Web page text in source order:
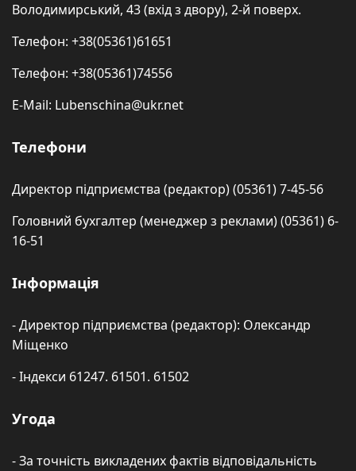
Володимирський, 43 (вхід з двору), 2-й поверх.
Телефон: +38(05361)61651
Телефон: +38(05361)74556
E-Mail: Lubenschina@ukr.net
Телефони
Директор підприємства (редактор) (05361) 7-45-56
Головний бухгалтер (менеджер з реклами) (05361) 6-
16-51
Інформація
- Директор підприємства (редактор): Олександр
Міщенко
- Індекси 61247. 61501. 61502
Угода
- За точність викладених фактів відповідальність